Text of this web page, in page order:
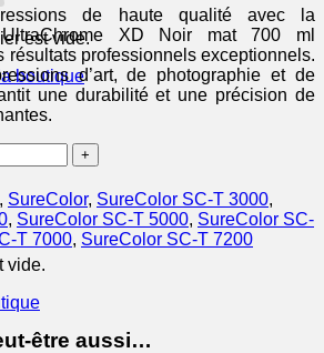
est vide.
boutique
vide.
de haute qualité avec la
UltraChrome XD Noir mat 700 ml
résultats professionnels exceptionnels.
d’art, de photographie et de
une durabilité et une précision de
, SureColor, SureColor SC-T 3000,
, SureColor SC-T 5000, SureColor SC-
T 7000, SureColor SC-T 7200
être aussi…